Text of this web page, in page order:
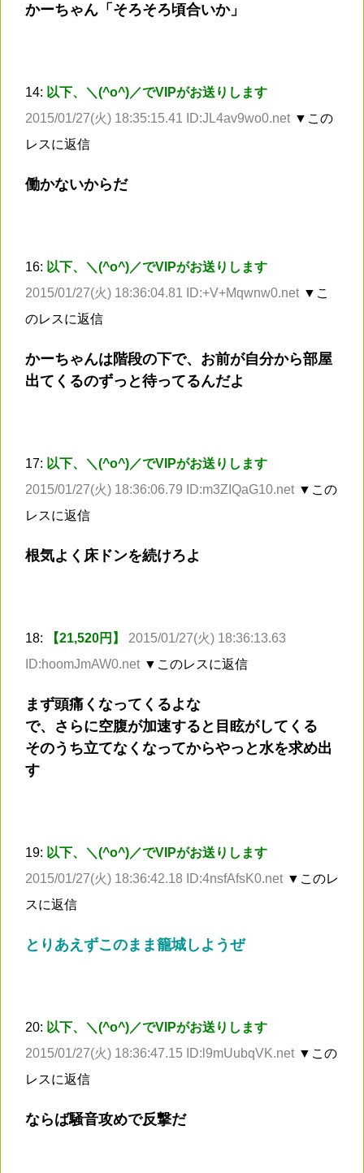
かーちゃん「そろそろ頃合いか」
14: 以下、＼(^o^)／でVIPがお送りします
2015/01/27(火) 18:35:15.41 ID:JL4av9wo0.net ▼この
レスに返信
働かないからだ
16: 以下、＼(^o^)／でVIPがお送りします
2015/01/27(火) 18:36:04.81 ID:+V+Mqwnw0.net ▼こ
のレスに返信
かーちゃんは階段の下で、お前が自分から部屋
出てくるのずっと待ってるんだよ
17: 以下、＼(^o^)／でVIPがお送りします
2015/01/27(火) 18:36:06.79 ID:m3ZIQaG10.net ▼この
レスに返信
根気よく床ドンを続けろよ
18: 【21,520円】
2015/01/27(火) 18:36:13.63
ID:hoomJmAW0.net ▼このレスに返信
まず頭痛くなってくるよな
で、さらに空腹が加速すると目眩がしてくる
そのうち立てなくなってからやっと水を求め出
す
19: 以下、＼(^o^)／でVIPがお送りします
2015/01/27(火) 18:36:42.18 ID:4nsfAfsK0.net ▼このレ
スに返信
とりあえずこのまま籠城しようぜ
20: 以下、＼(^o^)／でVIPがお送りします
2015/01/27(火) 18:36:47.15 ID:l9mUubqVK.net ▼この
レスに返信
ならば騒音攻めで反撃だ